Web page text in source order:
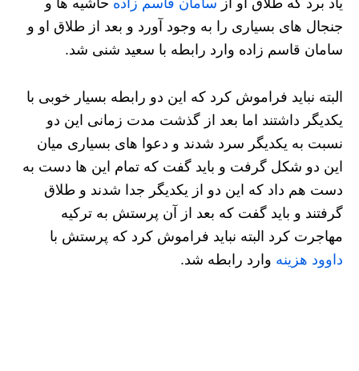
یاد برد که طلاق او از سامان قاسم زاده حاشیه‌ ها و
جنجال های بسیاری را به وجود آورد و بعد از طلاق او و
سامان قاسم زاده وارد رابطه با سعید شنی شد.
البته نباید فراموش کرد که این دو رابطه بسیار خوبی با
یکدیگر داشتند اما بعد از گذشت مدت زمانی این دو
نسبت به یکدیگر سرد شدند و دعوا های بسیاری میان
این دو شکل گرفت و باید گفت که تمام این ها دست به
دست هم داد که این دو از یکدیگر جدا شدند و طلاق
گرفتند و باید گفت که بعد از آن پرستش به ترکیه
مهاجرت کرد البته نباید فراموش کرد که پرستش با
داوود هزینه وارد رابطه شد.